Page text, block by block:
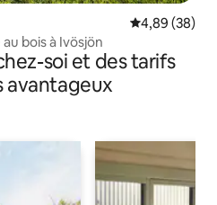
Évaluation
4,89 (38)
bois à Ivösjön
soi et des tarifs
avantageux